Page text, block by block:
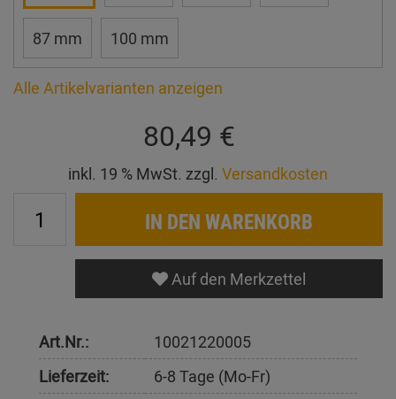
87 mm 100 mm
Alle Artikelvarianten anzeigen
80,49 €
inkl. 19 % MwSt. zzgl. Versandkosten
IN DEN WARENKORB
Auf den Merkzettel
Art.Nr.:
10021220005
Lieferzeit:
6-8 Tage (Mo-Fr)